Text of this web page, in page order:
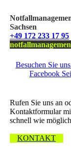
Sachsen
+49 172 233 17 95
Besuchen Sie
Facebook
Rufen Sie uns an
Kontaktformular
schnell wie
KONTAKT